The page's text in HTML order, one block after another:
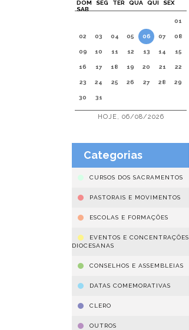
DOM SEG TER QUA QUI
SEX
SAB
01
02 03 04 05 06 07 08
09 10 11 12 13 14 15
16 17 18 19 20 21 22
23 24 25 26 27 28 29
30 31
HOJE, 06/08/2026
Categorias
CURSOS DOS SACRAMENTOS
PASTORAIS E MOVIMENTOS
ESCOLAS E FORMAÇÕES
EVENTOS E CONCENTRAÇÕES
DIOCESANAS
CONSELHOS E ASSEMBLEIAS
DATAS COMEMORATIVAS
CLERO
OUTROS